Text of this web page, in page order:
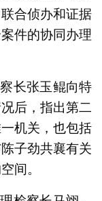
合侦办和证据
件的协同办理
长张玉鲲向特
后，指出第二
机关，也包括
子劲共襄有关
间。